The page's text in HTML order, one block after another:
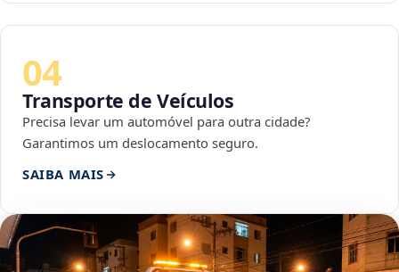
04
Transporte de Veículos
Precisa levar um automóvel para outra cidade?
Garantimos um deslocamento seguro.
SAIBA MAIS